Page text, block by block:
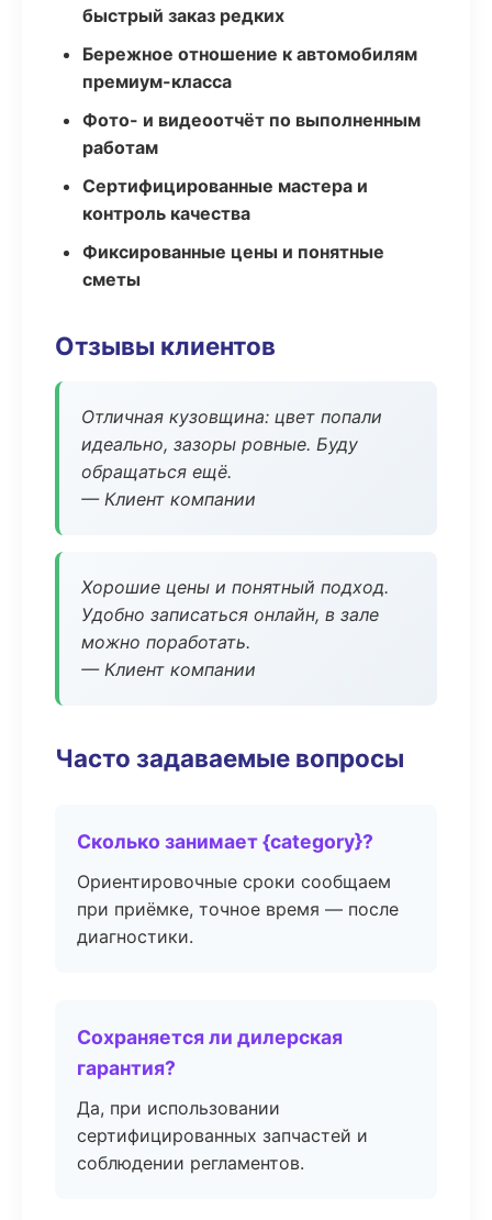
быстрый заказ редких
Бережное отношение к автомобилям
премиум-класса
Фото- и видеоотчёт по выполненным
работам
Сертифицированные мастера и
контроль качества
Фиксированные цены и понятные
сметы
Отзывы клиентов
Отличная кузовщина: цвет попали
идеально, зазоры ровные. Буду
обращаться ещё.
— Клиент компании
Хорошие цены и понятный подход.
Удобно записаться онлайн, в зале
можно поработать.
— Клиент компании
Часто задаваемые вопросы
Сколько занимает {category}?
Ориентировочные сроки сообщаем
при приёмке, точное время — после
диагностики.
Сохраняется ли дилерская
гарантия?
Да, при использовании
сертифицированных запчастей и
соблюдении регламентов.